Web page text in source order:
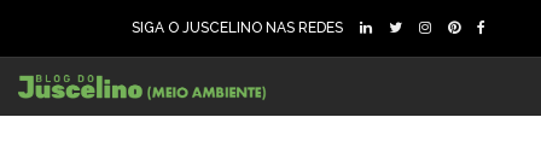
SIGA O JUSCELINO NAS REDES